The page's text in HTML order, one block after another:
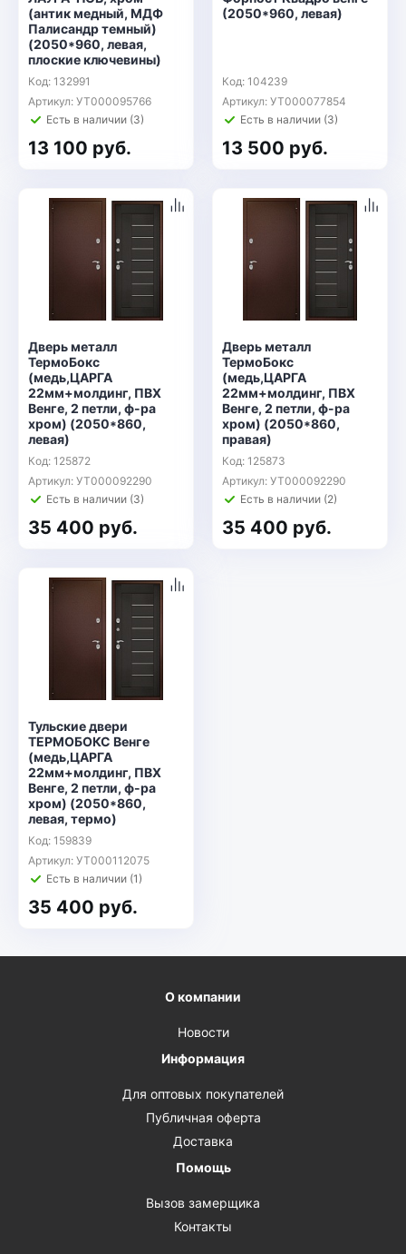
(антик медный, МДФ
Палисандр темный)
(2050*960, левая,
плоские ключевины)
Код: 132991
Артикул: УТ000095766
Есть в наличии (3)
13 100 руб.
(2050*960, левая)
Код: 104239
Артикул: УТ000077854
Есть в наличии (3)
13 500 руб.
Дверь металл
ТермоБокс
(медь,ЦАРГА
22мм+молдинг, ПВХ
Венге, 2 петли, ф-ра
хром) (2050*860,
левая)
Код: 125872
Артикул: УТ000092290
Есть в наличии (3)
35 400 руб.
Дверь металл
ТермоБокс
(медь,ЦАРГА
22мм+молдинг, ПВХ
Венге, 2 петли, ф-ра
хром) (2050*860,
правая)
Код: 125873
Артикул: УТ000092290
Есть в наличии (2)
35 400 руб.
Тульские двери
ТЕРМОБОКС Венге
(медь,ЦАРГА
22мм+молдинг, ПВХ
Венге, 2 петли, ф-ра
хром) (2050*860,
левая, термо)
Код: 159839
Артикул: УТ000112075
Есть в наличии (1)
35 400 руб.
О компании
Новости
Информация
Для оптовых покупателей
Публичная оферта
Доставка
Помощь
Вызов замерщика
Контакты